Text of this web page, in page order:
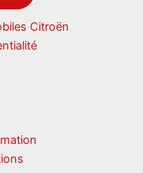
Citroën